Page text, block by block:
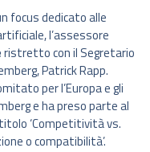
focus dedicato alle
l’assessore
ristretto con il Segretario
Patrick Rapp.
per l’Europa e gli
e ha preso parte al
‘Competitività vs.
o compatibilità’.